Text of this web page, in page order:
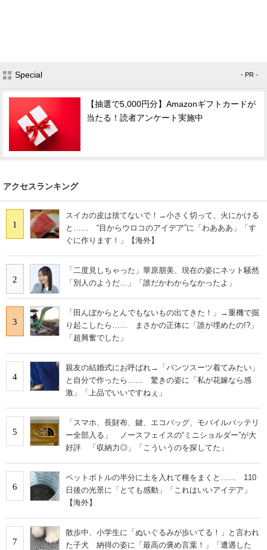
Special - PR -
【抽選で5,000円分】Amazonギフトカードが
当たる！読者アンケート実施中
アクセスランキング
1
スイカの皮は捨てないで！→小さく切って、火にかける
と…… “目からウロコのアイデア”に「わあああ」「す
ぐに作ります！」【海外】
2
「二度見しちゃった」華原朋美、現在の姿にネット騒然
「別人のようだ…」「誰だかわからなかったよ」
3
「田んぼからとんでもないもの出てきた！」→重機で掘
り起こしたら…… まさかの正体に「誰が埋めたの!?」
「超興奮でした」
4
親友の結婚式にお呼ばれ→「パンツスーツ着てみたい」
と自分で作ったら…… 驚きの姿に「私が花嫁なら感
激」「上品でいいですねぇ」
5
「スマホ、長財布、鍵、エコバッグ、モバイルバッテリ
ー全部入る」 ノースフェイスの“ミニショルダー”が大
好評 「収納力◎」「こういうのを探してた」
6
ペットボトルの半分に土を入れて種をまくと…… 110
日後の光景に「とても感動」「これはいいアイデア」
【海外】
7
散歩中、小学生に「ぬいぐるみが歩いてる！」と言われ
た子犬 納得の姿に「最高の褒め言葉！」「遭遇した